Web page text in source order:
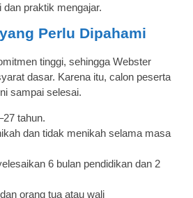
praktik mengajar.
Perlu Dipahami
tinggi, sehingga Webster
dasar. Karena itu, calon peserta
sampai selesai.
tahun.
dan tidak menikah selama masa
6 bulan pendidikan dan 2
orang tua atau wali